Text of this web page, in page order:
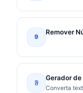
9
Remover
𝔉
Gerador
Converta